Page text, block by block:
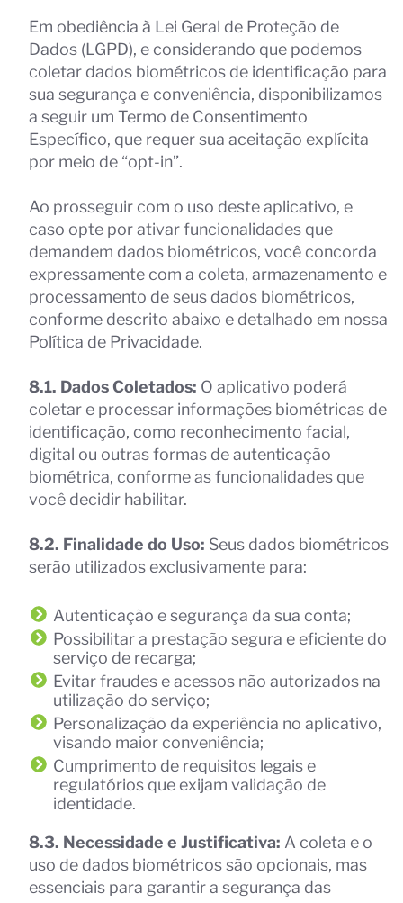
Em obediência à Lei Geral de Proteção de
Dados (LGPD), e considerando que podemos
coletar dados biométricos de identificação para
sua segurança e conveniência, disponibilizamos
a seguir um Termo de Consentimento
Específico, que requer sua aceitação explícita
por meio de “opt-in”.
Ao prosseguir com o uso deste aplicativo, e
caso opte por ativar funcionalidades que
demandem dados biométricos, você concorda
expressamente com a coleta, armazenamento e
processamento de seus dados biométricos,
conforme descrito abaixo e detalhado em nossa
Política de Privacidade.
8.1. Dados Coletados: O aplicativo poderá
coletar e processar informações biométricas de
identificação, como reconhecimento facial,
digital ou outras formas de autenticação
biométrica, conforme as funcionalidades que
você decidir habilitar.
8.2. Finalidade do Uso: Seus dados biométricos
serão utilizados exclusivamente para:
Autenticação e segurança da sua conta;
Possibilitar a prestação segura e eficiente do
serviço de recarga;
Evitar fraudes e acessos não autorizados na
utilização do serviço;
Personalização da experiência no aplicativo,
visando maior conveniência;
Cumprimento de requisitos legais e
regulatórios que exijam validação de
identidade.
8.3. Necessidade e Justificativa: A coleta e o
uso de dados biométricos são opcionais, mas
essenciais para garantir a segurança das